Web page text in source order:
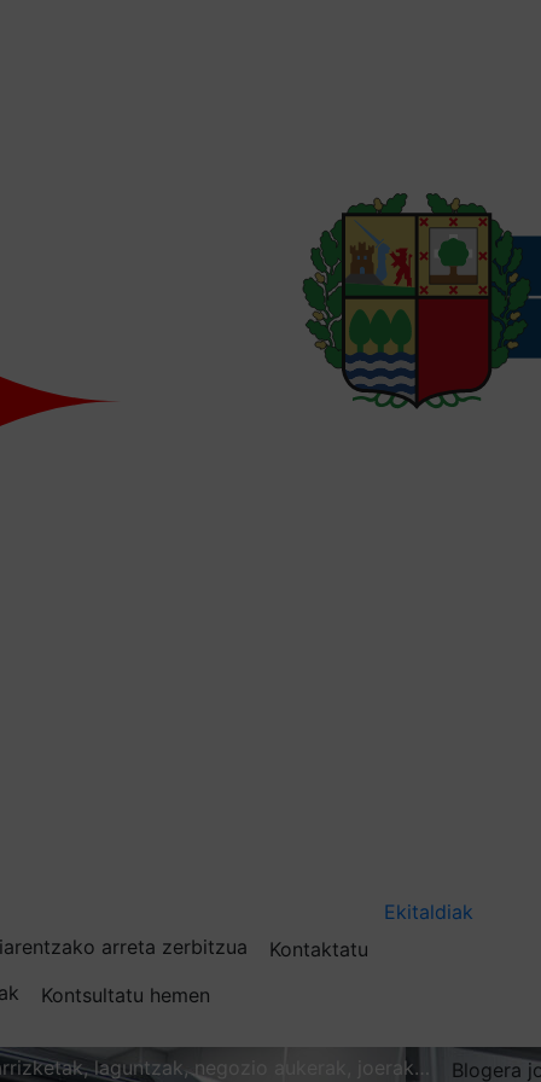
arreta zerbitzua
Kontaktatu
Kontsultatu hemen
Ekitaldiak
laguntzak, negozio aukerak, joerak… Blogera